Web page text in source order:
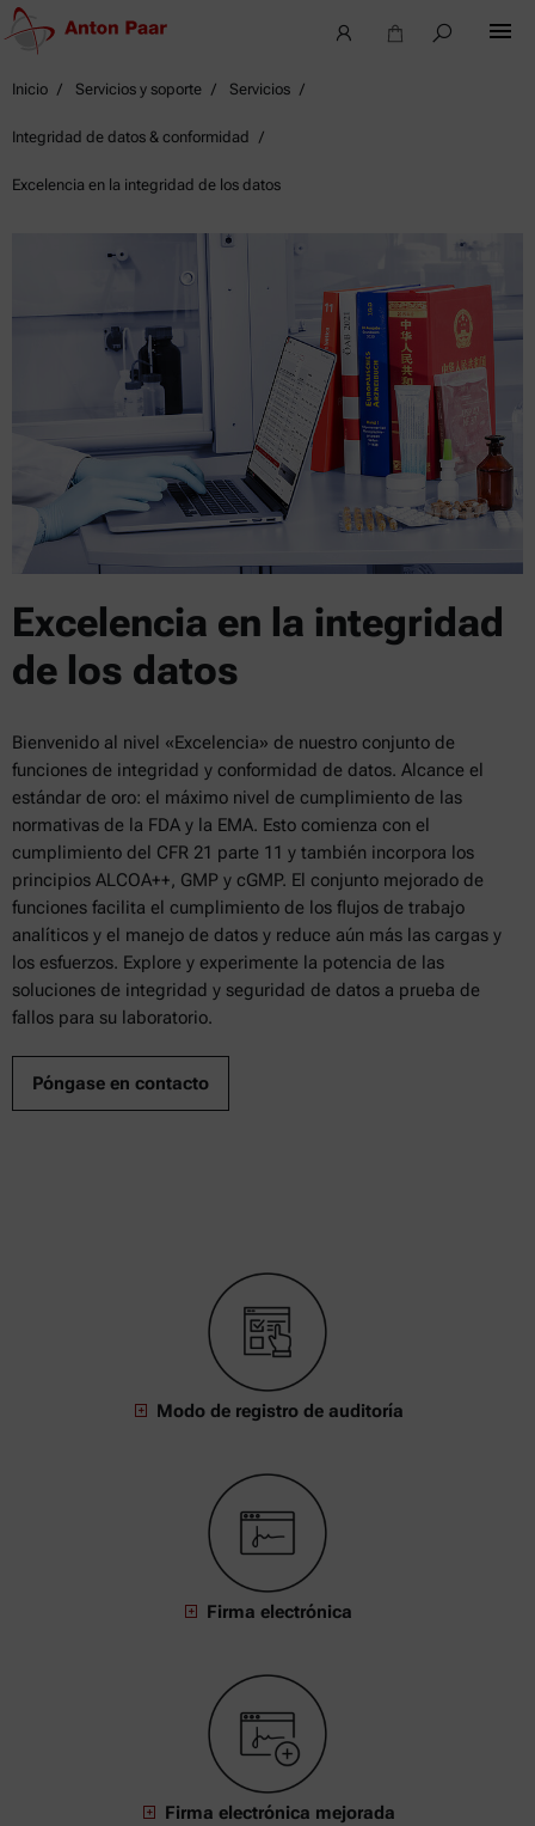
Inicio Servicios y soporte Servicios
Integridad de datos & conformidad
Excelencia en la integridad de los datos
Excelencia en la integridad
de los datos
Bienvenido al nivel «Excelencia» de nuestro conjunto de
funciones de integridad y conformidad de datos. Alcance el
estándar de oro: el máximo nivel de cumplimiento de las
normativas de la FDA y la EMA. Esto comienza con el
cumplimiento del CFR 21 parte 11 y también incorpora los
principios ALCOA++, GMP y cGMP. El conjunto mejorado de
funciones facilita el cumplimiento de los flujos de trabajo
analíticos y el manejo de datos y reduce aún más las cargas y
los esfuerzos. Explore y experimente la potencia de las
soluciones de integridad y seguridad de datos a prueba de
fallos para su laboratorio.
Póngase en contacto
Modo de registro de auditoría
Firma electrónica
Firma electrónica mejorada